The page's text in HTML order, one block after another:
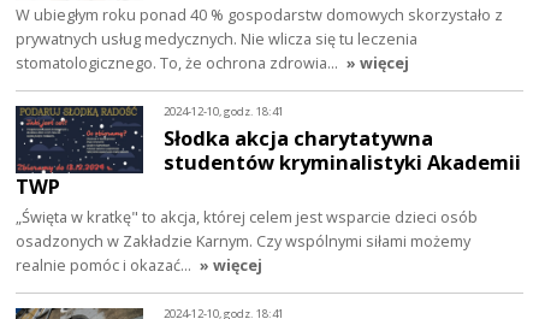
W ubiegłym roku ponad 40 % gospodarstw domowych skorzystało z
prywatnych usług medycznych. Nie wlicza się tu leczenia
stomatologicznego. To, że ochrona zdrowia… » więcej
2024-12-10, godz. 18:41
Słodka akcja charytatywna
studentów kryminalistyki Akademii
TWP
„Święta w kratkę" to akcja, której celem jest wsparcie dzieci osób
osadzonych w Zakładzie Karnym. Czy wspólnymi siłami możemy
realnie pomóc i okazać… » więcej
2024-12-10, godz. 18:41